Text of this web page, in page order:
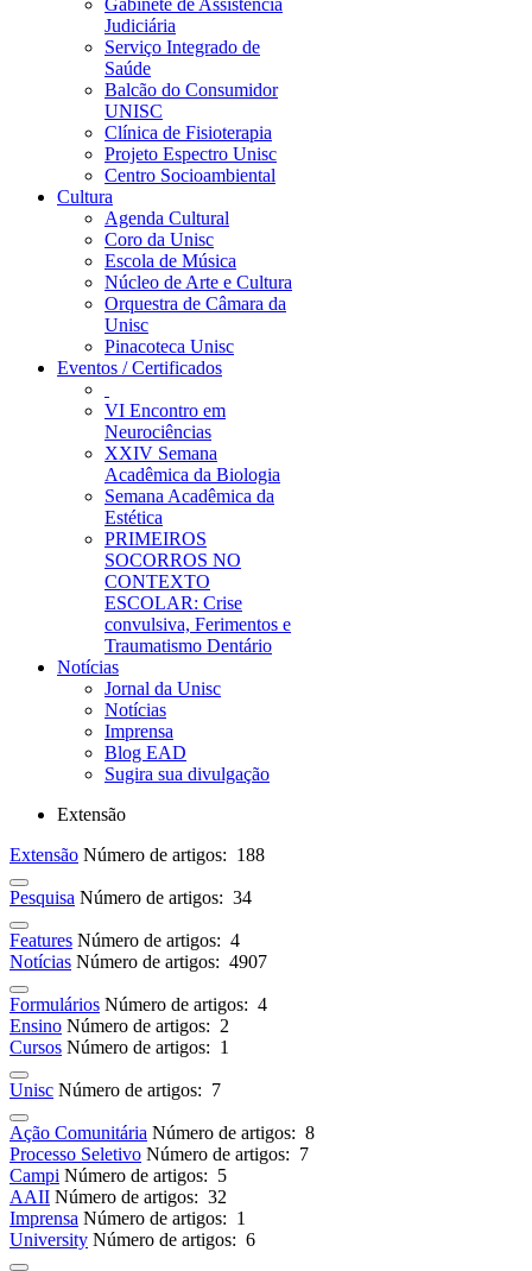
Gabinete de Assistência
Judiciária
Serviço Integrado de
Saúde
Balcão do Consumidor
UNISC
Clínica de Fisioterapia
Projeto Espectro Unisc
Centro Socioambiental
Cultura
Agenda Cultural
Coro da Unisc
Escola de Música
Núcleo de Arte e Cultura
Orquestra de Câmara da
Unisc
Pinacoteca Unisc
Eventos / Certificados
VI Encontro em
Neurociências
XXIV Semana
Acadêmica da Biologia
Semana Acadêmica da
Estética
PRIMEIROS
SOCORROS NO
CONTEXTO
ESCOLAR: Crise
convulsiva, Ferimentos e
Traumatismo Dentário
Notícias
Jornal da Unisc
Notícias
Imprensa
Blog EAD
Sugira sua divulgação
Extensão
Extensão Número de artigos: 188
Pesquisa Número de artigos: 34
Features Número de artigos: 4
Notícias Número de artigos: 4907
Formulários Número de artigos: 4
Ensino Número de artigos: 2
Cursos Número de artigos: 1
Unisc Número de artigos: 7
Ação Comunitária Número de artigos: 8
Processo Seletivo Número de artigos: 7
Campi Número de artigos: 5
AAII Número de artigos: 32
Imprensa Número de artigos: 1
University Número de artigos: 6